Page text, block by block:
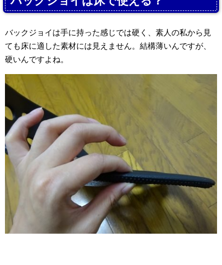
バックジョイは手に持った感じでは硬く、素人の私から見
ても床に適した素材には見えません。結構薄いんですが、
硬いんですよね。